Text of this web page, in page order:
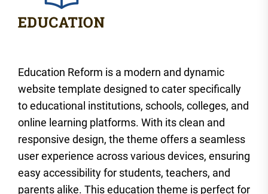
Education Reform is a modern and dynamic
website template designed to cater specifically
to educational institutions, schools, colleges, and
online learning platforms. With its clean and
responsive design, the theme offers a seamless
user experience across various devices, ensuring
easy accessibility for students, teachers, and
parents alike. This education theme is perfect for